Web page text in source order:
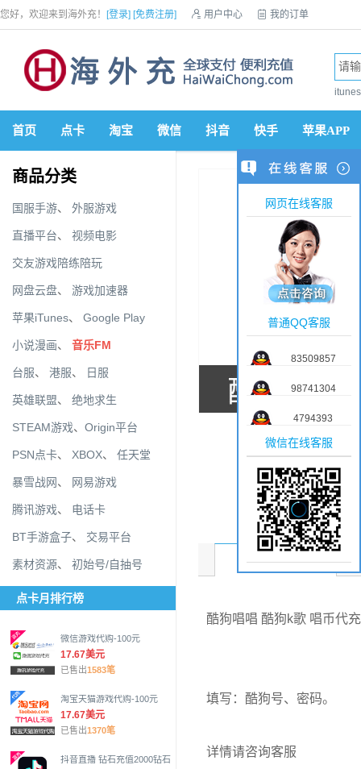
您好，欢迎来到海外充！ [登录] [免费注册]  用户中心  我的订单
首页 点卡 淘宝 微信 抖音 快手 苹果APP
商品分类
国服手游、 外服游戏
直播平台、 视频电影
交友游戏陪练陪玩
网盘云盘、 游戏加速器
苹果iTunes、 Google Play
小说漫画、 音乐FM
台服、 港服、 日服
英雄联盟、 绝地求生
STEAM游戏、 Origin平台
PSN点卡、 XBOX、 任天堂
暴雪战网、 网易游戏
腾讯游戏、 电话卡
BT手游盒子、 交易平台
素材资源、 初始号/自抽号
点卡月排行榜
微信游戏代购-100元
17.67美元
已售出1583笔
淘宝天猫游戏代购-100元
17.67美元
已售出1370笔
抖音直播 钻石充值2000钻石
商品介绍
酷狗唱唱 酷狗k歌 唱币代充
填写：酷狗号、密码。
详情请咨询客服
网页在线客服
普通QQ客服
83509857
98741304
4794393
微信在线客服